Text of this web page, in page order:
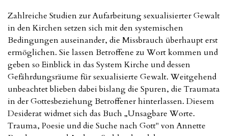
Zahlreiche Studien zur Aufarbeitung sexualisierter Gewalt
in den Kirchen setzen sich mit den systemischen
Bedingungen auseinander, die Missbrauch überhaupt erst
ermöglichen. Sie lassen Betroffene zu Wort kommen und
geben so Einblick in das System Kirche und dessen
Gefährdungsräume für sexualisierte Gewalt. Weitgehend
unbeachtet blieben dabei bislang die Spuren, die Traumata
in der Gottesbeziehung Betroffener hinterlassen. Diesem
Desiderat widmet sich das Buch „Unsagbare Worte.
Trauma, Poesie und die Suche nach Gott" von Annette